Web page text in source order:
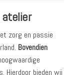
zorg en passie
Bovendien
Hierdoor bieden wij